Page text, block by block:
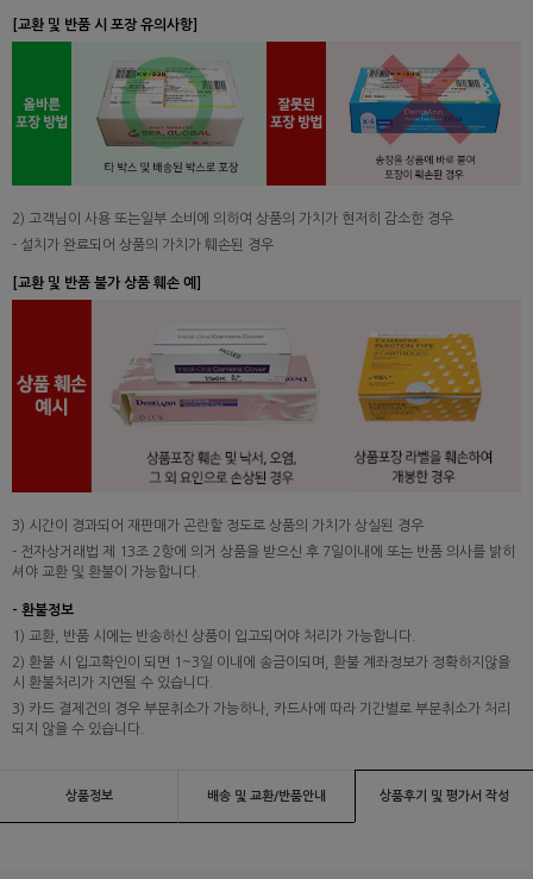
[교환 및 반품 시 포장 유의사항]
2) 고객님이 사용 또는일부 소비에 의하여 상품의 가치가 현저히 감소한 경우
- 설치가 완료되어 상품의 가치가 훼손된 경우
[교환 및 반품 불가 상품 훼손 예]
3) 시간이 경과되어 재판매가 곤란할 정도로 상품의 가치가 상실된 경우
- 전자상거래법 제 13조 2항에 의거 상품을 받으신 후 7일이내에 또는 반품 의사를 밝히
셔야 교환 및 환불이 가능합니다.
- 환불정보
1) 교환, 반품 시에는 반송하신 상품이 입고되어야 처리가 가능합니다.
2) 환불 시 입고확인이 되면 1~3일 이내에 송금이되며, 환불 계좌정보가 정확하지않을
시 환불처리가 지연될 수 있습니다.
3) 카드 결제건의 경우 부분취소가 가능하나, 카드사에 따라 기간별로 부분취소가 처리
되지 않을 수 있습니다.
상품정보 배송 및 교환/반품안내 상품후기 및 평가서 작성